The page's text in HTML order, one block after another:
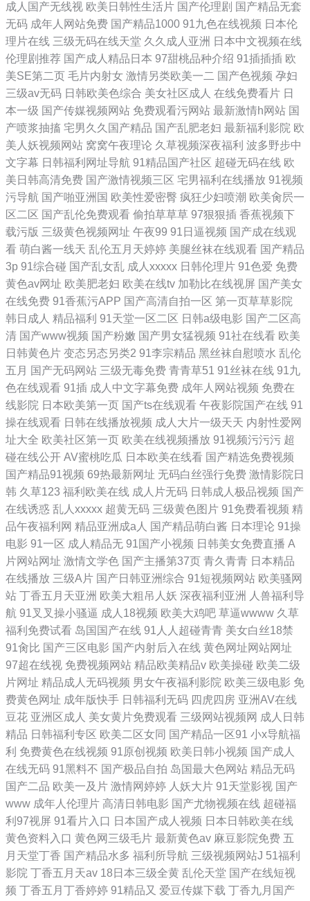
成人国产无线视 欧美日韩性生活片 国产伦理剧 国产精品无套
无码 成年人网站免费 国产精品1000 91九色在线视频 日本伦
理片在线 三级无码在线天堂 久久成人亚洲 日本中文视频在线
伦理剧推荐 国产成人精品日本 97甜桃品种介绍 91插插插 欧
美SE第二页 毛片内射女 激情另类欧美一二 国产色视频 孕妇
三级av无码 日韩欧美色综合 美女社区成人 在线免费看片 日
本一级 国产传媒视频网站 免费观看污网站 最新激情h网站 国
产喷浆抽搐 宅男久久国产精品 国产乱肥老妇 最新福利影院 欧
美人妖视频网站 窝窝午夜理论 久草视频深夜福利 波多野步中
文字幕 日韩福利网址导航 91精品国产社区 超碰无码在线 欧
美日韩高清免费 国产激情视频三区 宅男福利在线播放 91视频
污导航 国产啪亚洲国 欧美性爱密臀 疯狂少妇喷潮 欧美肏屄一
区二区 国产乱伦免费观看 偷拍草草草 97狠狠插 香蕉视频下
载污版 三级黄色视频网址 午夜99 91日逼视频 国产成在线观
看 萌白酱一线天 乱伦五月天婷婷 美腿丝袜在线观看 国产精品
3p 91综合碰 国产乱女乱 成人xxxxx 日韩伦理片 91色爱 免费
黄色av网址 欧美肥老妇 欧美在线tv 加勒比在线视屏 国产美女
在线免费 91香蕉污APP 国产高清自拍一区 第一页草草影院
韩日成人 精品福利 91天堂一区二区 日韩a级电影 国产二区高
清 国产www视频 国产粉嫩 国产男女猛视频 91社在线看 欧美
日韩黄色片 变态另态另类2 91李宗精品 黑丝袜自慰喷水 乱伦
五月 国产无码网站 三级无毒免费 青青草51 91丝袜在线 91九
色在线观看 91插 成人中文字幕免费 成年人网站视频 免费在
线影院 日本欧美第一页 国产ts在线观看 午夜影院国产在线 91
操在线观看 日韩在线播放视频 成人大片一级天天 内射性爱网
址大全 欧美社区第一页 欧美在线视频播放 91视频污污污 超
碰在线公开 AV蜜桃吃瓜 日本欧美在线看 国产精选免费视频
国产精品91视频 69热最新网址 无码白丝强行免费 激情影院日
韩 久草123 福利欧美在线 成人片无码 日韩成人极品视频 国产
在线诱惑 乱人xxxxx 超黄无码 三级黄色图片 91免费看视频 精
品午夜福利网 精品亚洲成a人 国产精品萌白酱 日本理论 91操
电影 91一区 成人精品无 91国产小视频 日韩美女免费直播 A
片网站网址 激情文学色 国产主播第37页 青久青青 日本精品
在线播放 三级A片 国产日韩亚洲综合 91短视频网站 欧美骚网
站 丁香五月天亚洲 欧美大粗吊人妖 深夜福利亚洲
人兽福利导
航 91叉叉操小骚逼 成人18视频 欧美大鸡吧 草逼wwww 久草
福利免费试看 岛国国产在线 91人人超碰青青 美女白丝18禁
91肏比 国产三区电影 国产内射后入在线 黄色网址网站网址
97超在线视 免费视频网站 精品欧美精品v 欧美操碰 欧美二级
片网址 精品成人无码视频 男女午夜福利影院 欧美三级电影 免
费黄色网址 成年版快手 日韩福利无码 四虎四房 亚洲AV在线
豆花 亚洲区成人 美女黄片免费观看 三级网站视频网 成人日韩
精品 日韩福利专区 欧美二区女同 国产精品一区91 小x导航福
利 免费黄色在线视频 91原创视频 欧美日韩小视频 国产成人
在线无码 91黑料不 国产极品自拍 岛国最大色网站 精品无码
国产二品 欧美一及片 激情网婷婷 人妖大片 91天堂影视 国产
www 成年人伦理片 高清日韩电影 国产尤物视频在线 超碰福
利97视屏 91看片入口 日本国产成人视频 日本日韩欧美在线
黄色资料入口 黄色网三级毛片 最新黄色av 麻豆影院免费 五
月天堂丁香 国产精品水多 福利所导航 三级视频网站J 51福利
影院 丁香五月天av 18日本三级全黄 乱伦天堂 国产在线短视
频 丁香五月丁香婷婷 91精品又 爱豆传媒下载 丁香九月国产